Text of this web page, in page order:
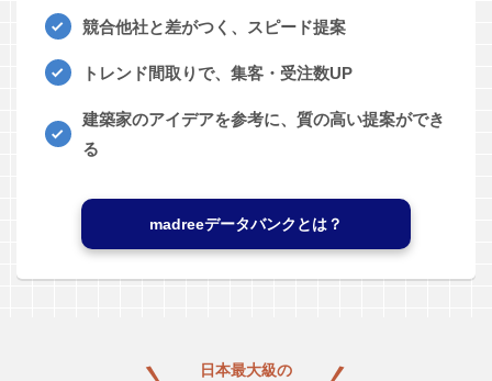
競合他社と差がつく、スピード提案
トレンド間取りで、集客・受注数UP
建築家のアイデアを参考に、質の高い提案ができ
る
madreeデータバンクとは？
日本最大級の